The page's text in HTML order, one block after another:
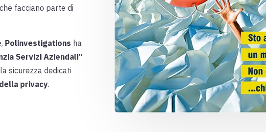
facciano parte di
Polinvestigations ha
Servizi Aziendali”
sicurezza dedicati
privacy.